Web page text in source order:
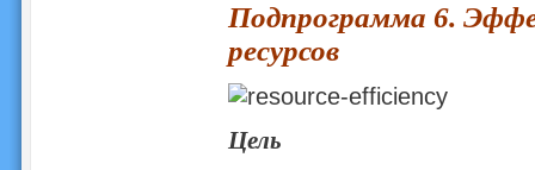
Подпрограмма 6.
ресурсов
Цель